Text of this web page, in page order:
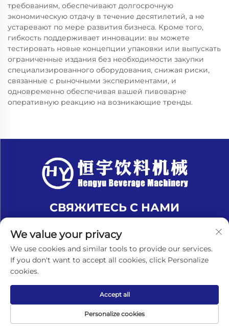
требованиям, обеспечивают долгосрочную
экономическую отдачу в течение десятилетий, а не
устаревают по мере развития бизнеса. Кроме того,
гибкость поддерживает инновации: вы можете
тестировать новые концепции упаковки или выпускать
ограниченные издания без необходимости закупки
специализированного оборудования, снижая риски,
связанные с рыночными экспериментами, и
одновременно обеспечивая вашей пивоварне
оперативную реакцию на возникающие тренды.
СВЯЖИТЕСЬ С НАМИ
Чжанцзяган, посёлок Лэю, деревня Циньфэн,
улица Шуанфэн, д. 1007
Тел.: +8618151580069
© Чжанцзяган Хэньюй Машины для напитков, ООО.
Все права защищены. -Политика
We value your privacy
We use cookies and similar tools to provide our services.
If you don't want to accept all cookies, click Personalize
cookies.
Personalize cookies
Accept all